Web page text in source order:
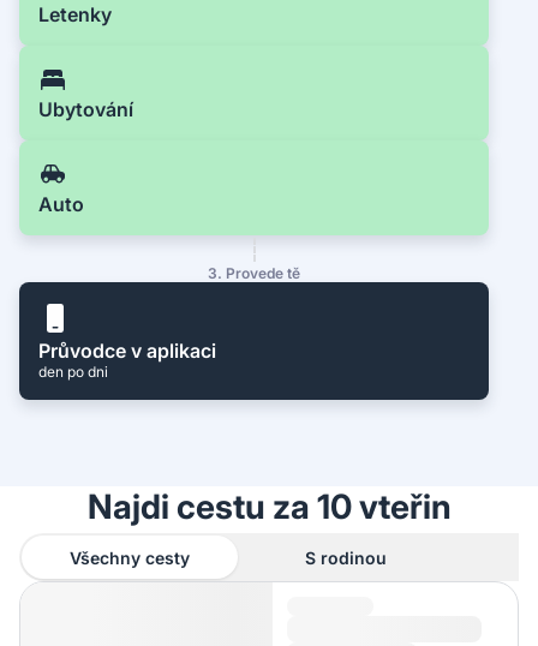
Letenky
Ubytování
Auto
3. Provede tě
Průvodce v aplikaci
den po dni
Najdi cestu za 10 vteřin
Všechny cesty S rodinou